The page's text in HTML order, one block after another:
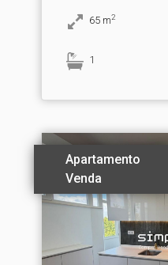
65 m2
1
Apartamento
Venda